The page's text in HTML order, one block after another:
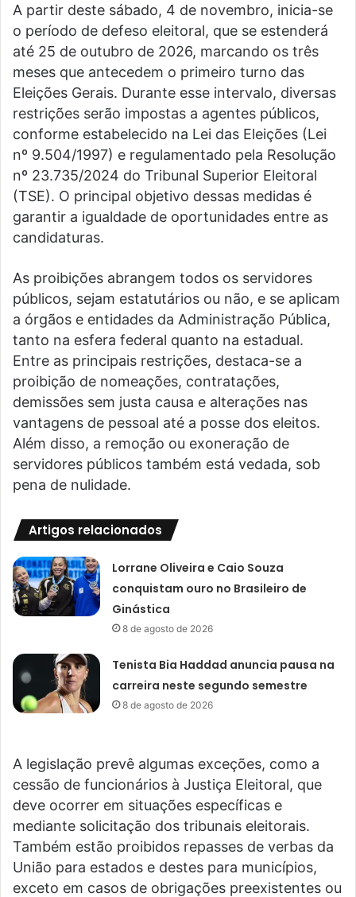
A partir deste sábado, 4 de novembro, inicia-se
o período de defeso eleitoral, que se estenderá
até 25 de outubro de 2026, marcando os três
meses que antecedem o primeiro turno das
Eleições Gerais. Durante esse intervalo, diversas
restrições serão impostas a agentes públicos,
conforme estabelecido na Lei das Eleições (Lei
nº 9.504/1997) e regulamentado pela Resolução
nº 23.735/2024 do Tribunal Superior Eleitoral
(TSE). O principal objetivo dessas medidas é
garantir a igualdade de oportunidades entre as
candidaturas.
As proibições abrangem todos os servidores
públicos, sejam estatutários ou não, e se aplicam
a órgãos e entidades da Administração Pública,
tanto na esfera federal quanto na estadual.
Entre as principais restrições, destaca-se a
proibição de nomeações, contratações,
demissões sem justa causa e alterações nas
vantagens de pessoal até a posse dos eleitos.
Além disso, a remoção ou exoneração de
servidores públicos também está vedada, sob
pena de nulidade.
Artigos relacionados
Lorrane Oliveira e Caio Souza
conquistam ouro no Brasileiro de
Ginástica
8 de agosto de 2026
Tenista Bia Haddad anuncia pausa na
carreira neste segundo semestre
8 de agosto de 2026
A legislação prevê algumas exceções, como a
cessão de funcionários à Justiça Eleitoral, que
deve ocorrer em situações específicas e
mediante solicitação dos tribunais eleitorais.
Também estão proibidos repasses de verbas da
União para estados e destes para municípios,
exceto em casos de obrigações preexistentes ou